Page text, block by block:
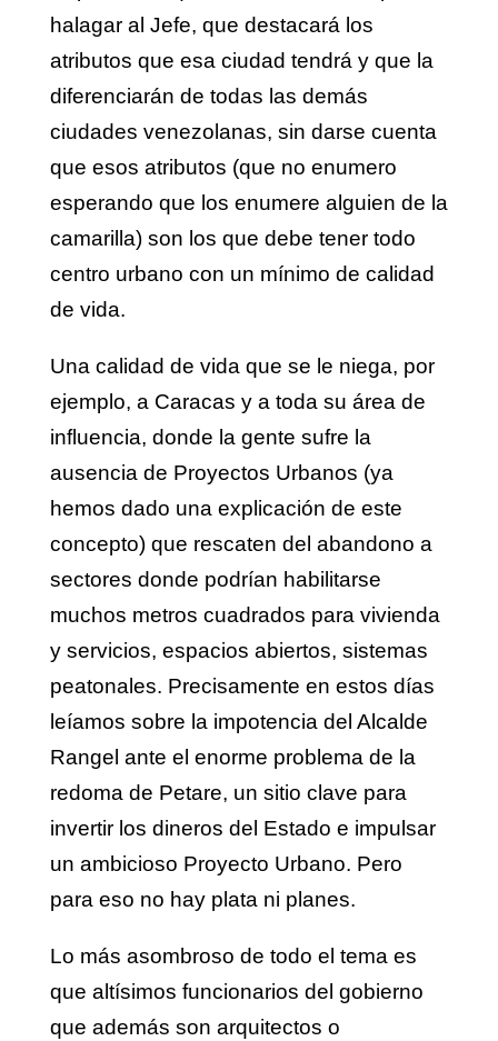
halagar al Jefe, que destacará los
atributos que esa ciudad tendrá y que la
diferenciarán de todas las demás
ciudades venezolanas, sin darse cuenta
que esos atributos (que no enumero
esperando que los enumere alguien de la
camarilla) son los que debe tener todo
centro urbano con un mínimo de calidad
de vida.
Una calidad de vida que se le niega, por
ejemplo, a Caracas y a toda su área de
influencia, donde la gente sufre la
ausencia de Proyectos Urbanos (ya
hemos dado una explicación de este
concepto) que rescaten del abandono a
sectores donde podrían habilitarse
muchos metros cuadrados para vivienda
y servicios, espacios abiertos, sistemas
peatonales. Precisamente en estos días
leíamos sobre la impotencia del Alcalde
Rangel ante el enorme problema de la
redoma de Petare, un sitio clave para
invertir los dineros del Estado e impulsar
un ambicioso Proyecto Urbano. Pero
para eso no hay plata ni planes.
Lo más asombroso de todo el tema es
que altísimos funcionarios del gobierno
que además son arquitectos o